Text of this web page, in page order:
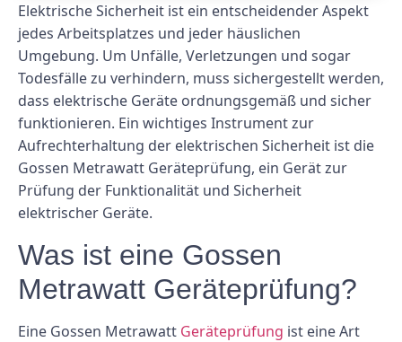
Elektrische Sicherheit ist ein entscheidender Aspekt
jedes Arbeitsplatzes und jeder häuslichen
Umgebung. Um Unfälle, Verletzungen und sogar
Todesfälle zu verhindern, muss sichergestellt werden,
dass elektrische Geräte ordnungsgemäß und sicher
funktionieren. Ein wichtiges Instrument zur
Aufrechterhaltung der elektrischen Sicherheit ist die
Gossen Metrawatt Geräteprüfung, ein Gerät zur
Prüfung der Funktionalität und Sicherheit
elektrischer Geräte.
Was ist eine Gossen
Metrawatt Geräteprüfung?
Eine Gossen Metrawatt Geräteprüfung ist eine Art